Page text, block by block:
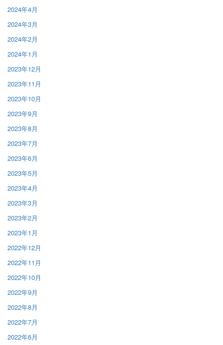
2024年4月
2024年3月
2024年2月
2024年1月
2023年12月
2023年11月
2023年10月
2023年9月
2023年8月
2023年7月
2023年6月
2023年5月
2023年4月
2023年3月
2023年2月
2023年1月
2022年12月
2022年11月
2022年10月
2022年9月
2022年8月
2022年7月
2022年6月